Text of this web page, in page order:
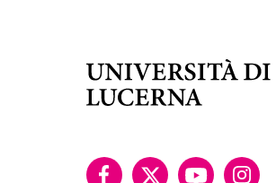
FacebookTwitter YouTubeInstagram